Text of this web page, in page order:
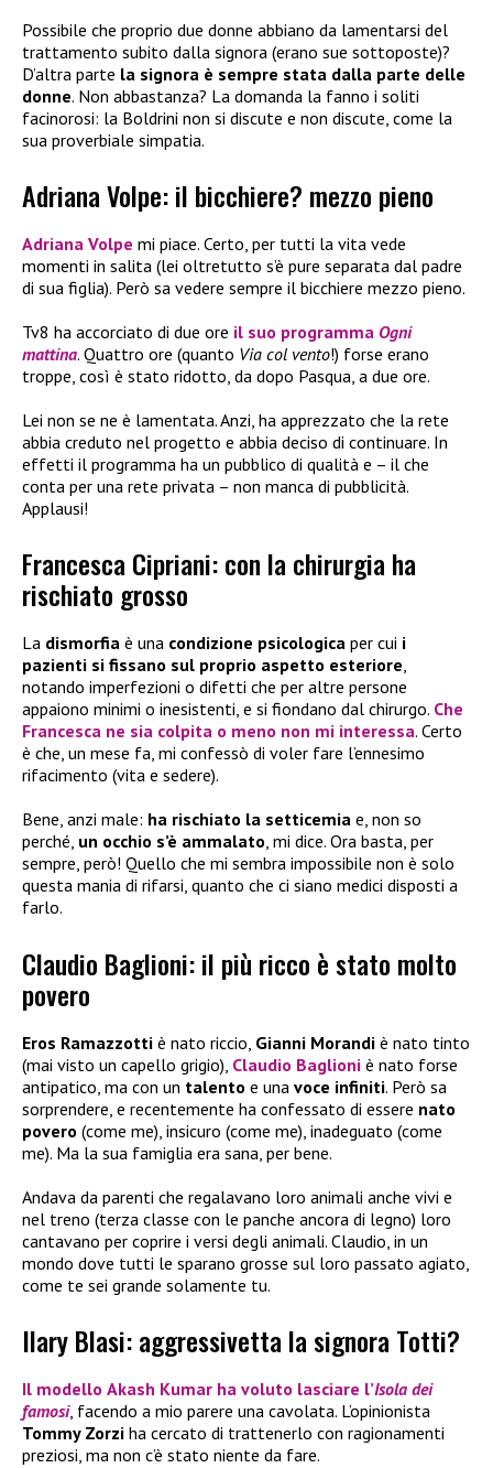
Possibile che proprio due donne abbiano da lamentarsi del
trattamento subito dalla signora (erano sue sottoposte)?
D’altra parte la signora è sempre stata dalla parte delle
donne. Non abbastanza? La domanda la fanno i soliti
facinorosi: la Boldrini non si discute e non discute, come la
sua proverbiale simpatia.
Adriana Volpe: il bicchiere? mezzo pieno
Adriana Volpe mi piace. Certo, per tutti la vita vede
momenti in salita (lei oltretutto s’è pure separata dal padre
di sua figlia). Però sa vedere sempre il bicchiere mezzo pieno.
Tv8 ha accorciato di due ore il suo programma Ogni
mattina. Quattro ore (quanto Via col vento!) forse erano
troppe, così è stato ridotto, da dopo Pasqua, a due ore.
Lei non se ne è lamentata. Anzi, ha apprezzato che la rete
abbia creduto nel progetto e abbia deciso di continuare. In
effetti il programma ha un pubblico di qualità e – il che
conta per una rete privata – non manca di pubblicità.
Applausi!
Francesca Cipriani: con la chirurgia ha
rischiato grosso
La dismorfia è una condizione psicologica per cui i
pazienti si fissano sul proprio aspetto esteriore,
notando imperfezioni o difetti che per altre persone
appaiono minimi o inesistenti, e si fiondano dal chirurgo. Che
Francesca ne sia colpita o meno non mi interessa. Certo
è che, un mese fa, mi confessò di voler fare l’ennesimo
rifacimento (vita e sedere).
Bene, anzi male: ha rischiato la setticemia e, non so
perché, un occhio s’è ammalato, mi dice. Ora basta, per
sempre, però! Quello che mi sembra impossibile non è solo
questa mania di rifarsi, quanto che ci siano medici disposti a
farlo.
Claudio Baglioni: il più ricco è stato molto
povero
Eros Ramazzotti è nato riccio, Gianni Morandi è nato tinto
(mai visto un capello grigio), Claudio Baglioni è nato forse
antipatico, ma con un talento e una voce infiniti. Però sa
sorprendere, e recentemente ha confessato di essere nato
povero (come me), insicuro (come me), inadeguato (come
me). Ma la sua famiglia era sana, per bene.
Andava da parenti che regalavano loro animali anche vivi e
nel treno (terza classe con le panche ancora di legno) loro
cantavano per coprire i versi degli animali. Claudio, in un
mondo dove tutti le sparano grosse sul loro passato agiato,
come te sei grande solamente tu.
Ilary Blasi: aggressivetta la signora Totti?
Il modello Akash Kumar ha voluto lasciare l’Isola dei
famosi, facendo a mio parere una cavolata. L’opinionista
Tommy Zorzi ha cercato di trattenerlo con ragionamenti
preziosi, ma non c’è stato niente da fare.